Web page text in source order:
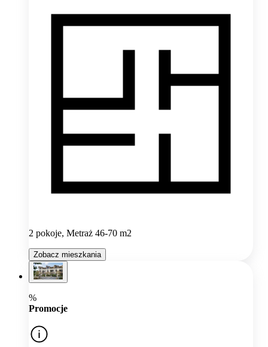
2 pokoje, Metraż 46-70 m2
Zobacz mieszkania
%
Promocje